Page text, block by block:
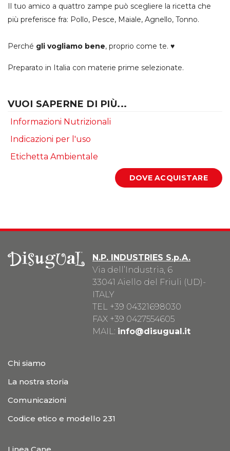
Il tuo amico a quattro zampe può scegliere la ricetta che
più preferisce fra: Pollo, Pesce, Maiale, Agnello, Tonno.
Perché gli vogliamo bene, proprio come te. ♥
Preparato in Italia con materie prime selezionate.
VUOI SAPERNE DI PIÙ...
Informazioni Nutrizionali
Indicazioni per l'uso
Etichetta Ambientale
N.P. INDUSTRIES S.p.A.
Via dell’Industria, 6
33041 Aiello del Friuli (UD)-
ITALY
TEL +39 04321698030
FAX +39 0427554605
MAIL: info@disugual.it
Chi siamo
La nostra storia
Comunicazioni
Codice etico e modello 231